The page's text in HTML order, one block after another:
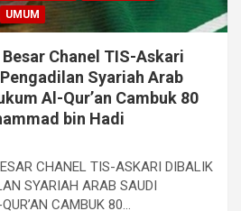
UMUM
Chanel TIS-Askari
Syariah Arab
Al-Qur’an Cambuk 80
bin Hadi
CHANEL TIS-ASKARI DIBALIK
SYARIAH ARAB SAUDI
CAMBUK 80…